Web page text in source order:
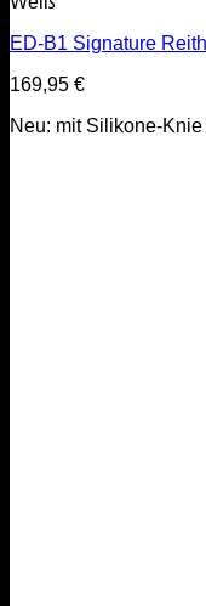
ED-B1 Signature
169,95 €
Neu: mit Silikone-Knie